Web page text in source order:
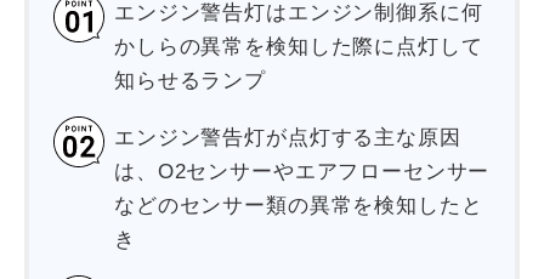
エンジン警告灯はエンジン制御系に何
かしらの異常を検知した際に点灯して
知らせるランプ
エンジン警告灯が点灯する主な原因
は、O2センサーやエアフローセンサー
などのセンサー類の異常を検知したと
き